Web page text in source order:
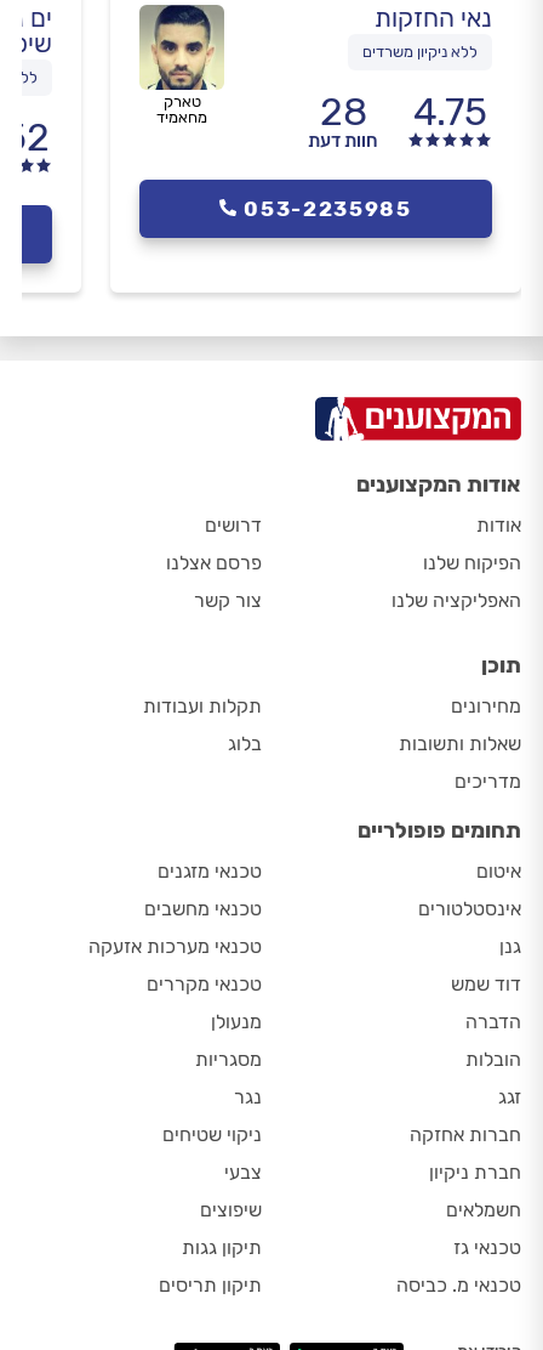
נאי החזקות
ללא ניקיון משרדים
4.75
28
חוות דעת
טארק
מחאמיד
053-2235985
ים
ללא
אודות המקצוענים
אודות
הפיקוח שלנו
האפליקציה שלנו
דרושים
פרסם אצלנו
צור קשר
תוכן
מחירונים
שאלות ותשובות
מדריכים
תקלות ועבודות
בלוג
תחומים פופולריים
איטום
אינסטלטורים
גנן
דוד שמש
הדברה
הובלות
זגג
חברות אחזקה
חברת ניקיון
חשמלאים
טכנאי גז
טכנאי מ. כביסה
טכנאי מזגנים
טכנאי מחשבים
טכנאי מערכות אזעקה
טכנאי מקררים
מנעולן
מסגריות
נגר
ניקוי שטיחים
צבעי
שיפוצים
תיקון גגות
תיקון תריסים